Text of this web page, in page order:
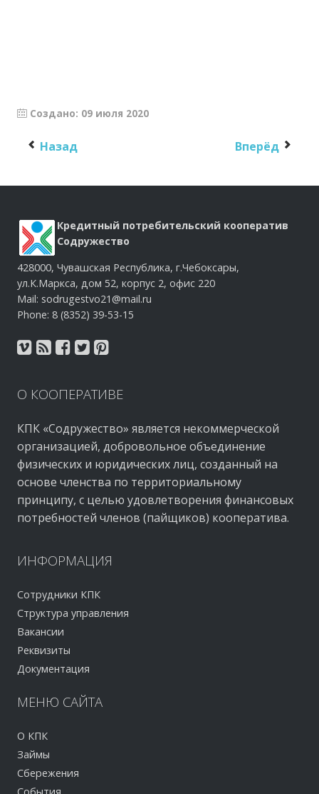
Создано: 09 июля 2020
Назад Вперёд
Кредитный потребительский кооператив
Содружество
428000, Чувашская Республика, г.Чебоксары,
ул.К.Маркса, дом 52, корпус 2, офис 220
Mail: sodrugestvo21@mail.ru
Phone: 8 (8352) 39-53-15
О КООПЕРАТИВЕ
КПК «Содружество» является некоммерческой
организацией, добровольное объединение
физических и юридических лиц, созданный на
основе членства по территориальному
принципу, с целью удовлетворения финансовых
потребностей членов (пайщиков) кооператива.
ИНФОРМАЦИЯ
Сотрудники КПК
Структура управления
Вакансии
Реквизиты
Документация
МЕНЮ САЙТА
О КПК
Займы
Сбережения